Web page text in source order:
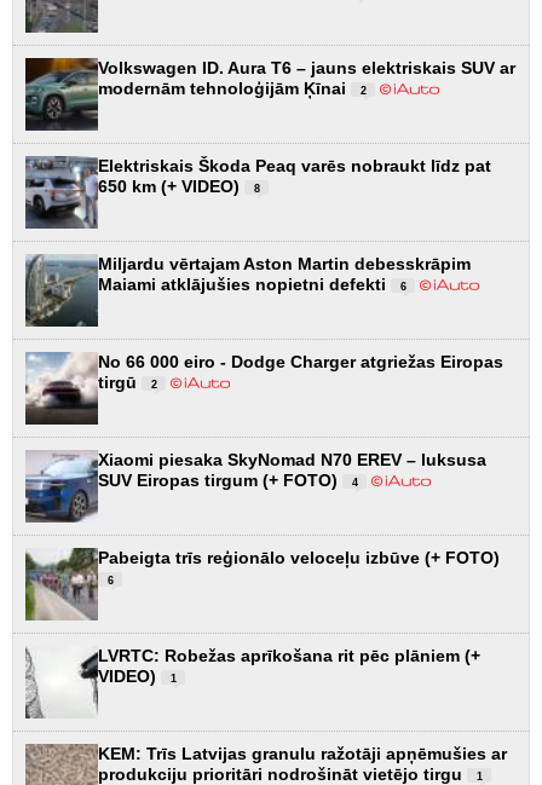
Volkswagen ID. Aura T6 – jauns elektriskais SUV ar
modernām tehnoloģijām Ķīnai
2
Elektriskais Škoda Peaq varēs nobraukt līdz pat
650 km (+ VIDEO)
8
Miljardu vērtajam Aston Martin debesskrāpim
Maiami atklājušies nopietni defekti
6
No 66 000 eiro - Dodge Charger atgriežas Eiropas
tirgū
2
Xiaomi piesaka SkyNomad N70 EREV – luksusa
SUV Eiropas tirgum (+ FOTO)
4
Pabeigta trīs reģionālo veloceļu izbūve (+ FOTO)
6
LVRTC: Robežas aprīkošana rit pēc plāniem (+
VIDEO)
1
KEM: Trīs Latvijas granulu ražotāji apņēmušies ar
produkciju prioritāri nodrošināt vietējo tirgu
1